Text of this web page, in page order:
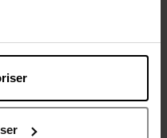
peut-être